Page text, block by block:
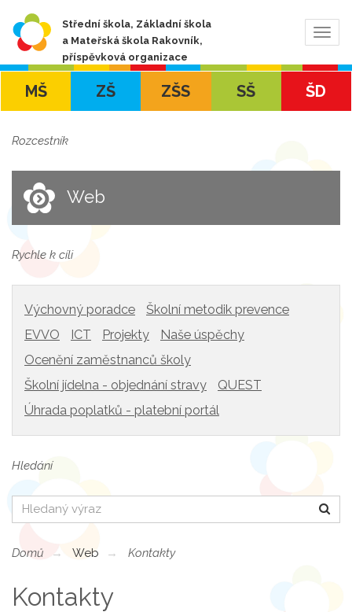
Střední škola, Základní škola
a Mateřská škola Rakovník,
příspěvková organizace
MŠ ZŠ ZŠS SŠ ŠD
Rozcestník
Web
Rychle k cíli
Výchovný poradce
Školní metodik prevence
EVVO
ICT Projekty
Naše úspěchy
Ocenění zaměstnanců školy
Školní jídelna - objednání stravy
QUEST
Úhrada poplatků - platební portál
Hledání
Hledat
Domů Web Kontakty
Kontakty